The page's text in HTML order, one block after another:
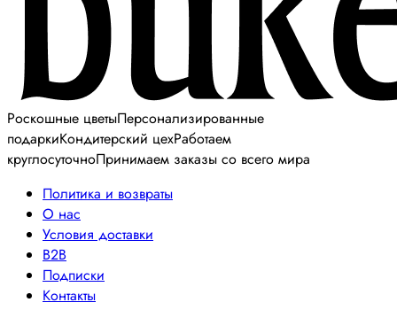
Роскошные цветыПерсонализированные
подаркиКондитерский цехРаботаем
круглосуточноПринимаем заказы со всего мира
Политика и возвраты
О нас
Условия доставки
B2B
Подписки
Контакты